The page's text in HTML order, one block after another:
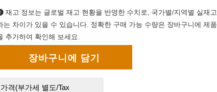
재고 정보는 글로벌 재고 현황을 반영한 수치로, 국가별/지역별 실재고
는 차이가 있을 수 있습니다. 정확한 구매 가능 수량은 장바구니에 제품
추가하여 확인해 보세요.
가격(부가세 별도/Tax